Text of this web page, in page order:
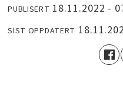
PUBLISERT 18.11.2022 -
SIST OPPDATERT